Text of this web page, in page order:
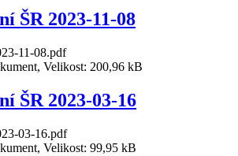
ŠR 2023-11-08
11-08.pdf
Velikost: 200,96 kB
ŠR 2023-03-16
03-16.pdf
Velikost: 99,95 kB